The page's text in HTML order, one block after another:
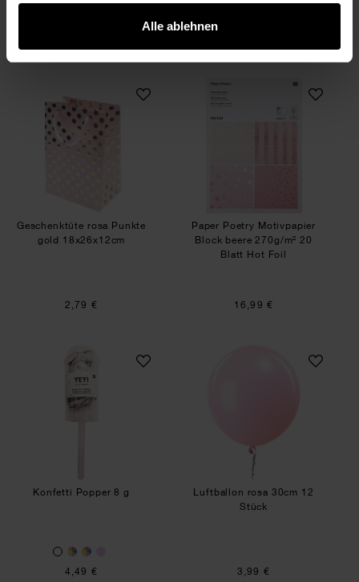
Alle ablehnen
Geschenktüte rosa Punkte gold 18x26x12cm
Geschenktüte rosa Punkte
gold 18x26x12cm
2,79 €
Paper Poetry
Paper Poetry Motivpapier
Block beere 270g/m² 20
Blatt Hot Foil
16,99 €
Konfetti Popper 8 g
Konfetti Popper 8 g
4,49 €
Luftballon rosa
Luftballon rosa 30cm 12
Stück
3,99 €